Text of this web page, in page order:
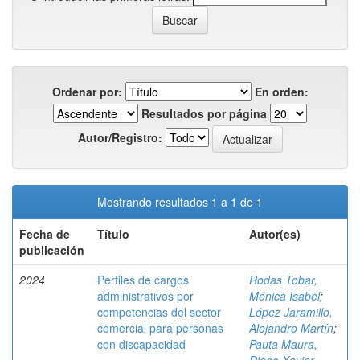
Ordenar por:
En orden:
Resultados por página
Autor/Registro:
Mostrando resultados 1 a 1 de 1
Fecha de
publicación
Título Autor(es)
2024
Perfiles de cargos
administrativos por
competencias del sector
comercial para personas
con discapacidad
Rodas Tobar,
Mónica Isabel;
López Jaramillo,
Alejandro Martín;
Pauta Maura,